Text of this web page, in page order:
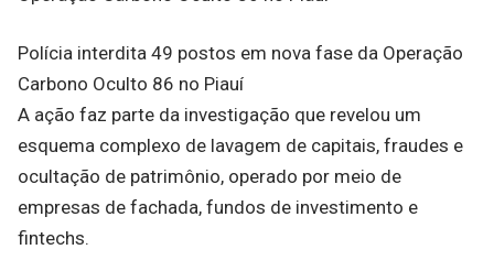
Polícia interdita 49 postos em nova fase da Operação
Carbono Oculto 86 no Piauí
A ação faz parte da investigação que revelou um
esquema complexo de lavagem de capitais, fraudes e
ocultação de patrimônio, operado por meio de
empresas de fachada, fundos de investimento e
fintechs.